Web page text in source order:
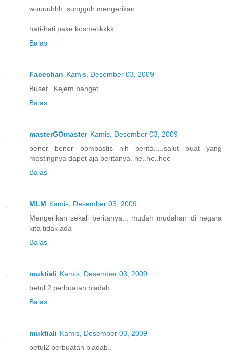
wuuuuhhh. sungguh mengerikan...
hati-hati pake kosmetikkkk
Balas
Facechan Kamis, Desember 03, 2009
Buset.. Kejem banget....
Balas
masterGOmaster Kamis, Desember 03, 2009
bener bener bombastis nih berita.....salut buat yang
mostingnya dapet aja beritanya. he..he..hee
Balas
MLM Kamis, Desember 03, 2009
Mengerikan sekali beritanya... mudah mudahan di negara
kita tidak ada
Balas
muktiali Kamis, Desember 03, 2009
betul 2 perbuatan biadab
Balas
muktiali Kamis, Desember 03, 2009
betul2 perbuatan biadab..